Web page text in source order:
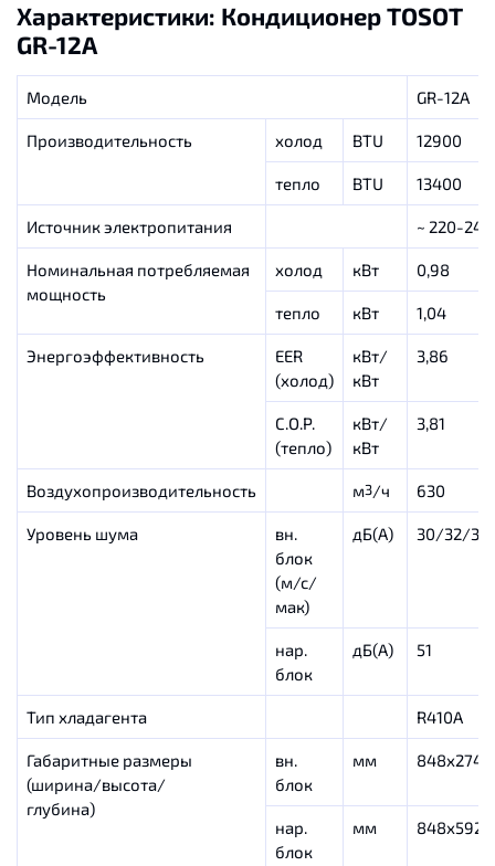
Характеристики: Кондиционер TOSOT
GR-12A
Модель GR-12A
Производительность холод BTU 12900
тепло BTU 13400
Источник электропитания ~ 220-
Номинальная потребляемая
мощность
холод кВт 0,98
тепло кВт 1,04
Энергоэффективность
EER
(холод)
кВт/
кВт
3,86
C.O.P.
(тепло)
кВт/
кВт
3,81
Воздухопроизводительность м3/ч 630
Уровень шума
вн.
блок
(м/с/
мак)
дБ(А) 30/32/35
нар.
блок
дБ(А) 51
Тип хладагента R410A
Габаритные размеры
(ширина/высота/
глубина)
вн.
блок
мм
нар.
блок
мм